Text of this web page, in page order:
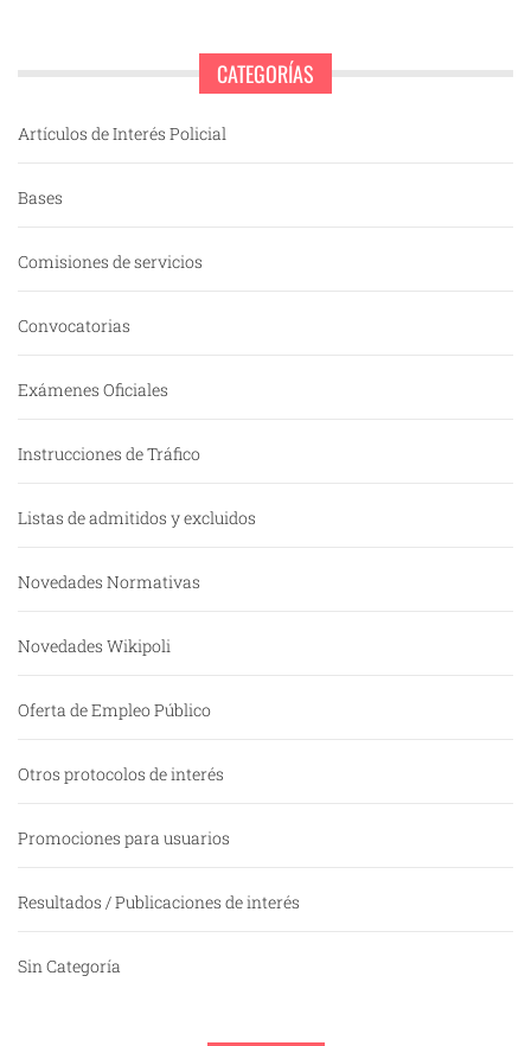
CATEGORÍAS
Artículos de Interés Policial
Bases
Comisiones de servicios
Convocatorias
Exámenes Oficiales
Instrucciones de Tráfico
Listas de admitidos y excluidos
Novedades Normativas
Novedades Wikipoli
Oferta de Empleo Público
Otros protocolos de interés
Promociones para usuarios
Resultados / Publicaciones de interés
Sin Categoría